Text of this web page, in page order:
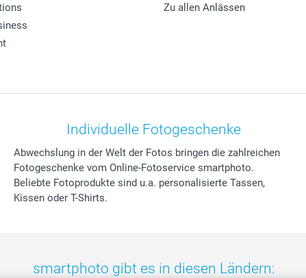
Zu allen Anlässen
Individuelle Fotogeschenke
Abwechslung in der Welt der Fotos bringen die zahlreichen
Fotogeschenke vom Online-Fotoservice smartphoto.
Beliebte Fotoprodukte sind u.a. personalisierte Tassen,
Kissen oder T-Shirts.
smartphoto gibt es in diesen Ländern: